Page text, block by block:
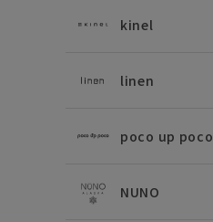
kinel
linen
poco up poco
NUNO